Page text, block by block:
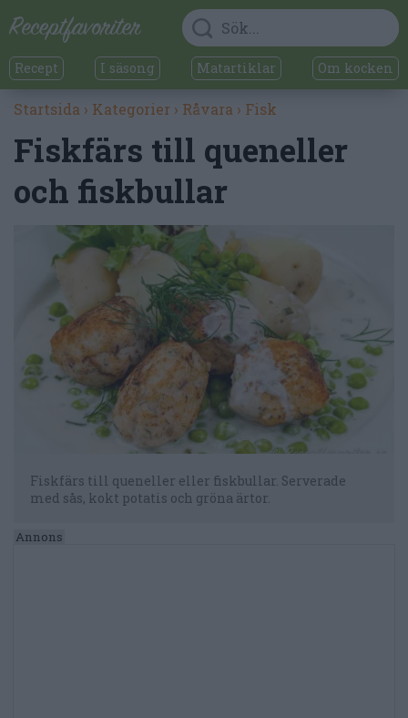
Recept I säsong Matartiklar Om kocken
Startsida › Kategorier › Råvara › Fisk
Fiskfärs till queneller
och fiskbullar
Fiskfärs till queneller eller fiskbullar. Serverade
med sås, kokt potatis och gröna ärtor.